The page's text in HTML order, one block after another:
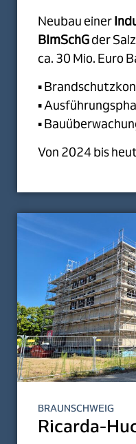
Neubau einer
BImSchGder
ca. 30 Mio. Euro
▪
▪
▪
Von 2024 bis
BRAUNSCHWEIG
Ricarda-